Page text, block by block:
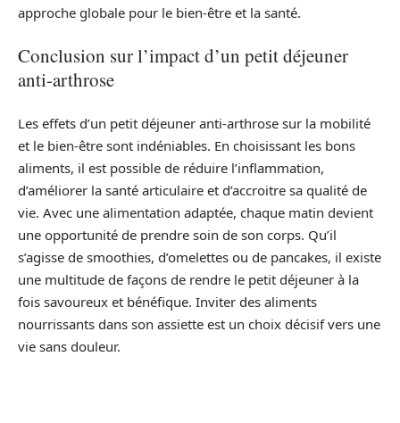
approche globale pour le bien-être et la santé.
Conclusion sur l’impact d’un petit déjeuner
anti-arthrose
Les effets d’un petit déjeuner anti-arthrose sur la mobilité
et le bien-être sont indéniables. En choisissant les bons
aliments, il est possible de réduire l’inflammation,
d’améliorer la santé articulaire et d’accroitre sa qualité de
vie. Avec une alimentation adaptée, chaque matin devient
une opportunité de prendre soin de son corps. Qu’il
s’agisse de smoothies, d’omelettes ou de pancakes, il existe
une multitude de façons de rendre le petit déjeuner à la
fois savoureux et bénéfique. Inviter des aliments
nourrissants dans son assiette est un choix décisif vers une
vie sans douleur.